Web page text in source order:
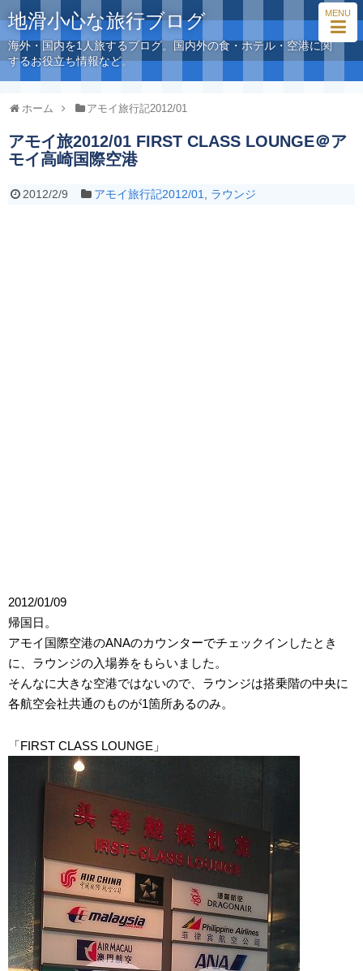
MENU
地滑小心な旅行ブログ
海外・国内を1人旅するブログ。国内外の食・ホテル・空港に関
するお役立ち情報など。
ホーム アモイ旅行記2012/01
アモイ旅2012/01 FIRST CLASS LOUNGE＠ア
モイ高崎国際空港
2012/2/9 アモイ旅行記2012/01 ラウンジ
2012/01/09
帰国日。
アモイ国際空港のANAのカウンターでチェックインしたとき
に、ラウンジの入場券をもらいました。
そんなに大きな空港ではないので、ラウンジは搭乗階の中央に
各航空会社共通のものが1箇所あるのみ。
「FIRST CLASS LOUNGE」